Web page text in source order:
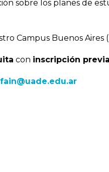
sobre los planes de
Campus Buenos Aires
con inscripción previa
fain@uade.edu.ar